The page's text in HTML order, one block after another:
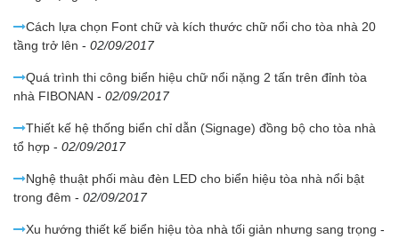
Cách lựa chọn Font chữ và kích thước chữ nổi cho tòa nhà 20
tầng trở lên - 02/09/2017
Quá trình thi công biển hiệu chữ nổi nặng 2 tấn trên đỉnh tòa
nhà FIBONAN - 02/09/2017
Thiết kế hệ thống biển chỉ dẫn (Signage) đồng bộ cho tòa nhà
tổ hợp - 02/09/2017
Nghệ thuật phối màu đèn LED cho biển hiệu tòa nhà nổi bật
trong đêm - 02/09/2017
Xu hướng thiết kế biển hiệu tòa nhà tối giản nhưng sang trọng -